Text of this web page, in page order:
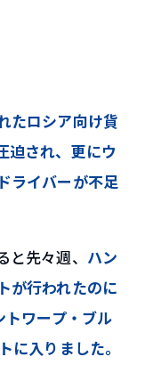
たロシア向け貨
迫され、更にウ
ライバーが不足
先々週、 ハン
が行われたのに
ワープ・ブル
に入りました。